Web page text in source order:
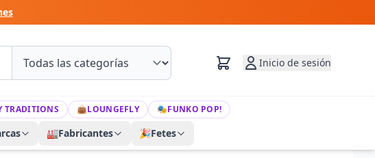
Inicio de sesión
TRADITIONS 👜LOUNGEFLY 🎭FUNKO POP!
🏭Fabricantes 🎉Fetes